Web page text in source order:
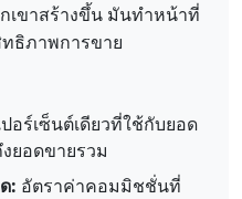
เขาสร้างขึ้น มันทำหน้าที่
ทธิภาพการขาย
ปอร์เซ็นต์เดียวที่ใช้กับยอด
ยอดขายรวม
: อัตราค่าคอมมิชชั่นที่